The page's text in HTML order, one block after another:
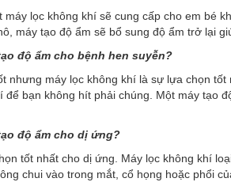
máy lọc không khí sẽ cung cấp cho em bé
máy tạo độ ẩm sẽ bổ sung độ ẩm trở lại
độ ẩm cho bệnh hen suyễn?
nhưng máy lọc không khí là sự lựa chọn
bạn không hít phải chúng. Một máy tạo
độ ẩm cho dị ứng?
tốt nhất cho dị ứng. Máy lọc không khí
chui vào trong mắt, cổ họng hoặc phổi